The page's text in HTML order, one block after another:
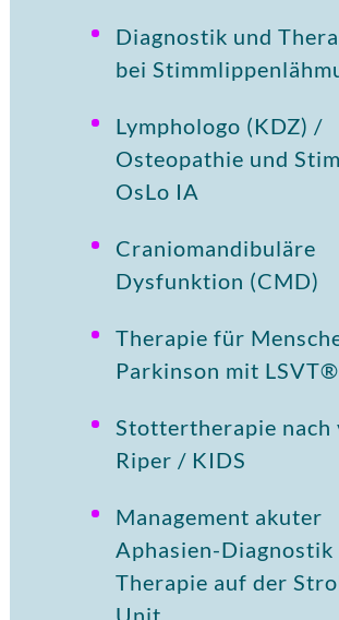
Diagnostik und
bei
Lymphologo (KDZ) /
Osteopathie und
OsLo IA
Craniomandibuläre
Dysfunktion (CMD)
Therapie für
Parkinson mit
Stottertherapie nach
Riper / KIDS
Management akuter
Aphasien-Diagnostik
Therapie auf der
Unit